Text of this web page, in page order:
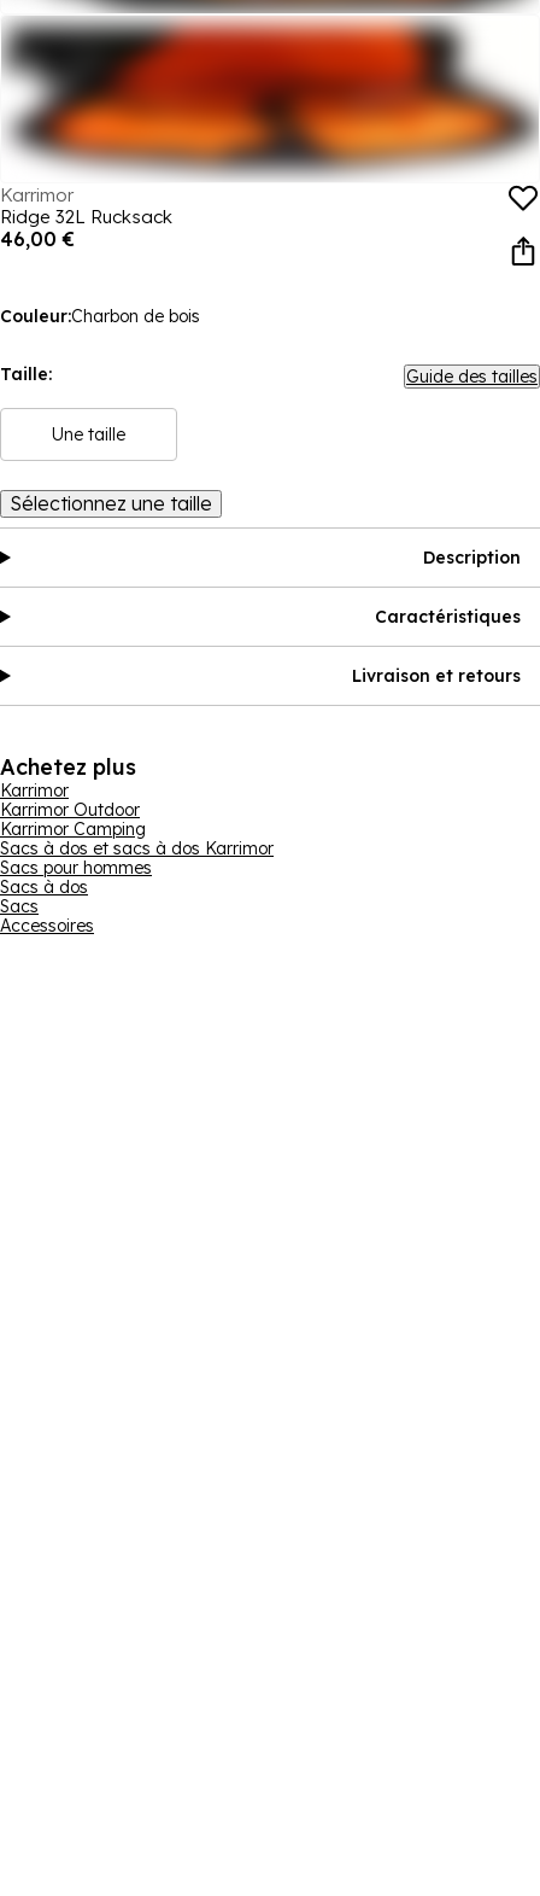
Karrimor
Ridge 32L Rucksack
46,00 €
Couleur:Charbon de bois
Taille: Guide des tailles
Une taille
Sélectionnez une taille
Description
Caractéristiques
Livraison et retours
Achetez plus
Karrimor
Karrimor Outdoor
Karrimor Camping
Sacs à dos et sacs à dos Karrimor
Sacs pour hommes
Sacs à dos
Sacs
Accessoires